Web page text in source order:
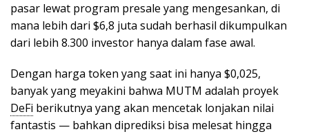
pasar lewat program presale yang mengesankan, di
mana lebih dari $6,8 juta sudah berhasil dikumpulkan
dari lebih 8.300 investor hanya dalam fase awal.
Dengan harga token yang saat ini hanya $0,025,
banyak yang meyakini bahwa MUTM adalah proyek
DeFi berikutnya yang akan mencetak lonjakan nilai
fantastis — bahkan diprediksi bisa melesat hingga